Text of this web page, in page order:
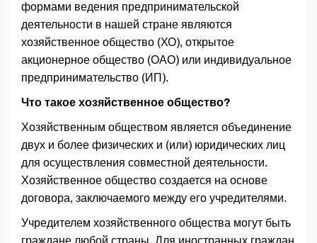
формами ведения предпринимательской
деятельности в нашей стране являются
хозяйственное общество (ХО), открытое
акционерное общество (ОАО) или индивидуальное
предпринимательство (ИП).
Что такое хозяйственное общество?
Хозяйственным обществом является объединение
двух и более физических и (или) юридических лиц
для осуществления совместной деятельности.
Хозяйственное общество создается на основе
договора, заключаемого между его учредителями.
Учредителем хозяйственного общества могут быть
граждане любой страны. Для иностранных граждан